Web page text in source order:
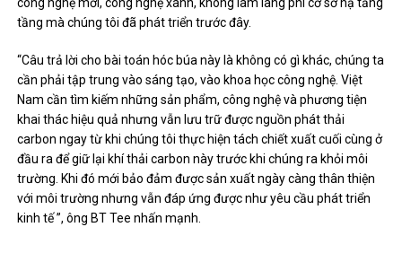
tầng mà chúng tôi đã phát triển trước đây.
“Câu trả lời cho bài toán hóc búa này là không có gì khác, chúng ta
cần phải tập trung vào sáng tạo, vào khoa học công nghệ. Việt
Nam cần tìm kiếm những sản phẩm, công nghệ và phương tiện
khai thác hiệu quả nhưng vẫn lưu trữ được nguồn phát thải
carbon ngay từ khi chúng tôi thực hiện tách chiết xuất cuối cùng ở
đầu ra để giữ lại khí thải carbon này trước khi chúng ra khỏi môi
trường. Khi đó mới bảo đảm được sản xuất ngày càng thân thiện
với môi trường nhưng vẫn đáp ứng được như yêu cầu phát triển
kinh tế ”, ông BT Tee nhấn mạnh.